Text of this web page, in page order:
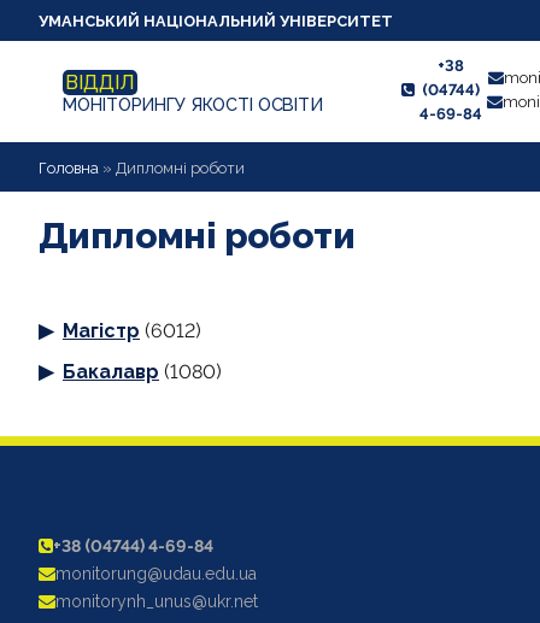
УМАНСЬКИЙ НАЦІОНАЛЬНИЙ УНІВЕРСИТЕТ
ВІДДІЛ
МОНІТОРИНГУ ЯКОСТІ ОСВІТИ
+38
(04744)
4-69-84
НОВИНИ
ПРО ВІДДІЛ
ВИКЛАДАЧУ
АНКЕТУВАННЯ
ДИПЛОМНІ РОБОТИ
АКРЕДИТАЦІЙНІ ЕКСПЕРТИЗИ
АКАДЕМІЧНА ДОБРОЧЕСНІСТЬ
Головна » Дипломні роботи
Дипломні роботи
Магістр (6012)
Бакалавр (1080)
+38 (04744) 4-69-84
monitorung@udau.edu.ua
monitorynh_unus@ukr.net